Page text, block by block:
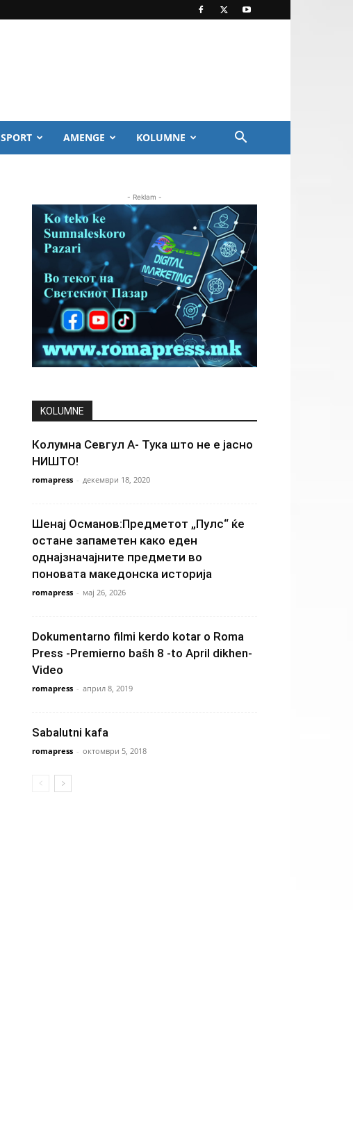
SPORT AMENGE KOLUMNE
- Reklam -
KOLUMNE
Колумна Севгул А- Тука што не е јасно
НИШТО!
romapress - декември 18, 2020
Шенај Османов:Предметот „Пулс“ ќе
остане запаметен како еден
однајзначајните предмети во
поновата македонска историја
romapress - мај 26, 2026
Dokumentarno filmi kerdo kotar o Roma
Press -Premierno bašh 8 -to April dikhen-
Video
romapress - април 8, 2019
Sabalutni kafa
romapress - октомври 5, 2018